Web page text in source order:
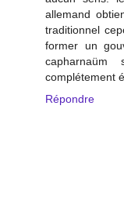
allemand
traditionnel
former un
complétement
Répondre